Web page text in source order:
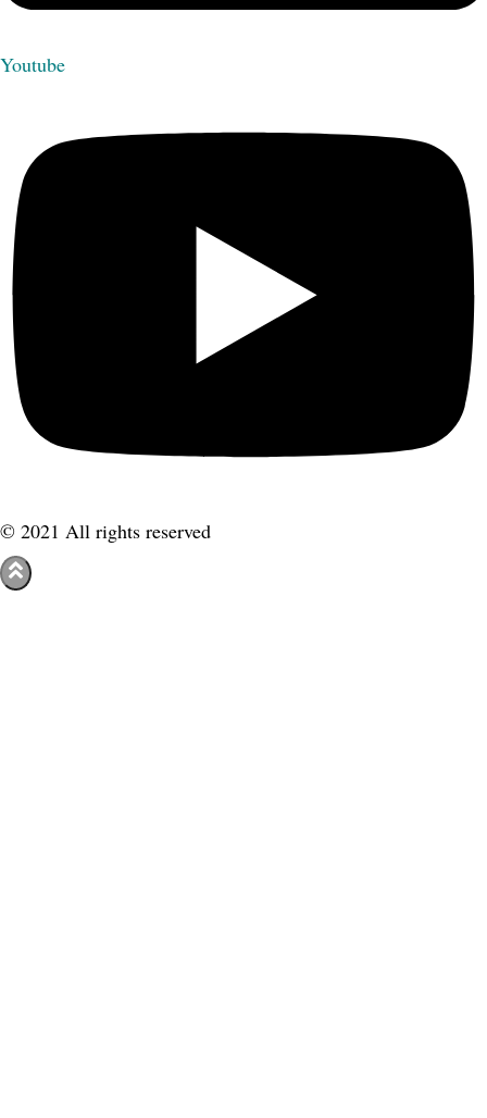
Youtube
© 2021 All rights reserved